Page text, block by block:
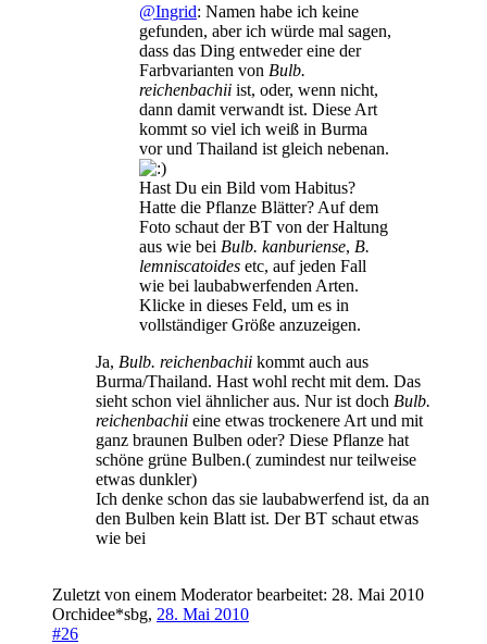
@Ingrid: Namen habe ich keine
gefunden, aber ich würde mal sagen,
dass das Ding entweder eine der
Farbvarianten von Bulb.
reichenbachii ist, oder, wenn nicht,
dann damit verwandt ist. Diese Art
kommt so viel ich weiß in Burma
vor und Thailand ist gleich nebenan.
Hast Du ein Bild vom Habitus?
Hatte die Pflanze Blätter? Auf dem
Foto schaut der BT von der Haltung
aus wie bei Bulb. kanburiense, B.
lemniscatoides etc, auf jeden Fall
wie bei laubabwerfenden Arten.
Klicke in dieses Feld, um es in
vollständiger Größe anzuzeigen.
Ja, Bulb. reichenbachii kommt auch aus
Burma/Thailand. Hast wohl recht mit dem. Das
sieht schon viel ähnlicher aus. Nur ist doch Bulb.
reichenbachii eine etwas trockenere Art und mit
ganz braunen Bulben oder? Diese Pflanze hat
schöne grüne Bulben.( zumindest nur teilweise
etwas dunkler)
Ich denke schon das sie laubabwerfend ist, da an
den Bulben kein Blatt ist. Der BT schaut etwas
wie bei
Zuletzt von einem Moderator bearbeitet: 28. Mai 2010
Orchidee*sbg, 28. Mai 2010
#26